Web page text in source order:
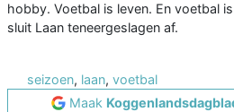
hobby. Voetbal is leven. En voetbal
sluit Laan teneergeslagen af.
seizoen, laan, voetbal
Maak